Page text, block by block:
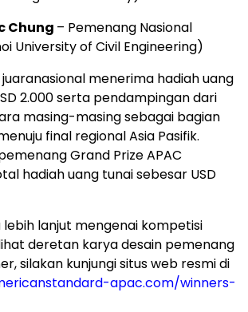
Chung – Pemenang Nasional
University of Civil Engineering)
menerima hadiah uang
2.000 serta pendampingan dari
masing-masing sebagai bagian
final regional Asia Pasifik.
Grand Prize APAC
hadiah uang tunai sebesar USD
lebih lanjut mengenai kompetisi
deretan karya desain pemenang
silakan kunjungi situs web resmi di
apac.com/winners-